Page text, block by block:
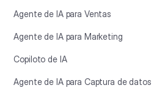
Agente de IA para Ventas
Agente de IA para Marketing
Copiloto de IA
Agente de IA para Captura de datos